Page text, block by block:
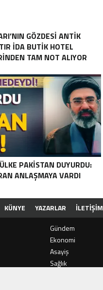
GÖZDESI ANTIK
İDA BUTIK HOTEL
TAM NOT ALIYOR
PAKISTAN DUYURDU:
ANLAŞMAYA VARDI
KÜNYE YAZARLAR
İLETIŞIM
Gündem
Ekonomi
Asayiş
Sağlık